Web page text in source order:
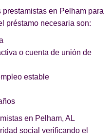
en Pelham para
préstamo necesaria son:
o cuenta de unión de
estable
en Pelham, AL
social verificando el